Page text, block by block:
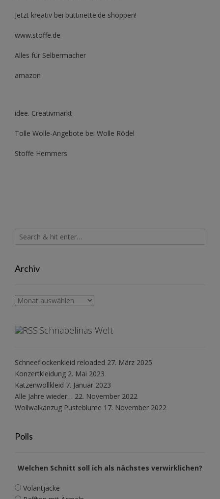
Jetzt kreativ bei buttinette.de shoppen!
www.stoffe.de
Alles für Selbermacher
amazon
idee. Creativmarkt
Tolle Wolle-Angebote bei Wolle Rödel
Stoffe Hemmers
Archiv
Archiv
Schnabelinas Welt
Schneeflockenkleid reloaded 27. März 2025
Konzertkleidung 2. Mai 2023
Katzenwollkleid 7. Januar 2023
Alle Jahre wieder… 22. November 2022
Wollwalkanzug Pusteblume 17. November 2022
Polls
Welchen Schnitt soll ich als nächstes verwirklichen?
Volantjacke